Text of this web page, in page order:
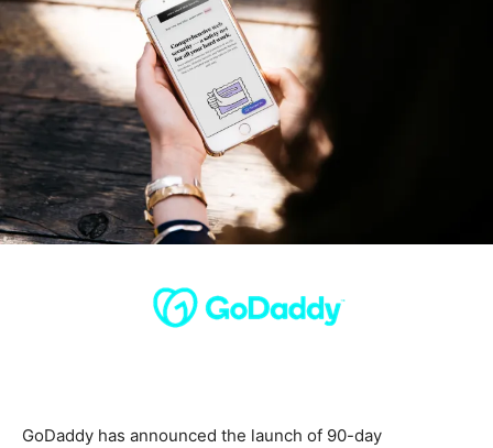
GoDaddy has announced the launch of 90-day